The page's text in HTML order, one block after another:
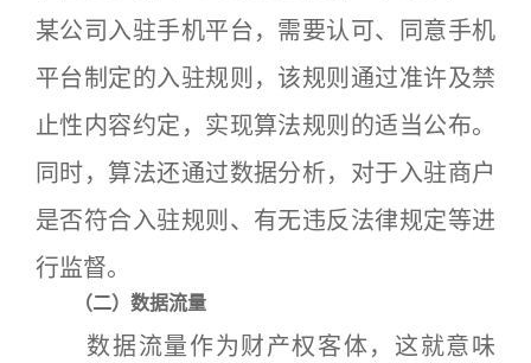
某公司入驻手机平台，需要认可、同意手机
平台制定的入驻规则，该规则通过准许及禁
止性内容约定，实现算法规则的适当公布。
同时，算法还通过数据分析，对于入驻商户
是否符合入驻规则、有无违反法律规定等进
行监督。
（二）数据流量
数据流量作为财产权客体，这就意味